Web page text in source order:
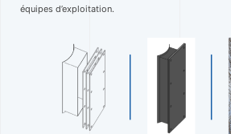
équipes d’exploitation.